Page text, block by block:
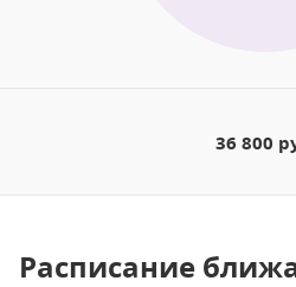
36 800
Расписание